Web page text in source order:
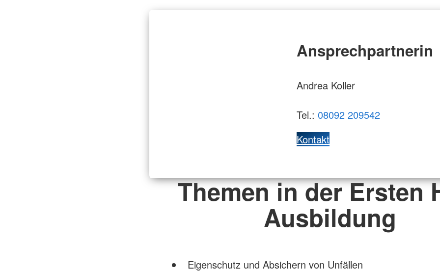
Ansprechpartnerin
Andrea Koller
Tel.: 08092 209542
Kontakt
Themen in der Ersten
Ausbildung
Eigenschutz und Absichern von Unfällen